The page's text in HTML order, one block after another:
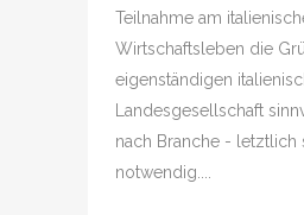
Teilnahme am
Wirtschaftsleben die
eigenständigen
Landesgesellschaft
nach Branche - letztlich
notwendig....